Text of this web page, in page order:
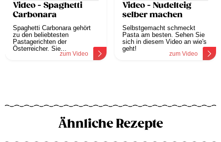
Video - Spaghetti
Carbonara
Spaghetti Carbonara gehört
zu den beliebtesten
Pastagerichten der
Österreicher. Sie...
zum Video
Video - Nudelteig
selber machen
Selbstgemacht schmeckt
Pasta am besten. Sehen Sie
sich in diesem Video an wie's
geht!
zum Video
Ähnliche Rezepte